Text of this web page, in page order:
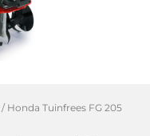
/ Honda Tuinfrees FG 205